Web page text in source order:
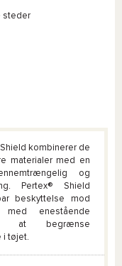
steder
kombinerer de
materialer med en
og
Pertex® Shield
beskyttelse mod
enestående
at begrænse
i tøjet.